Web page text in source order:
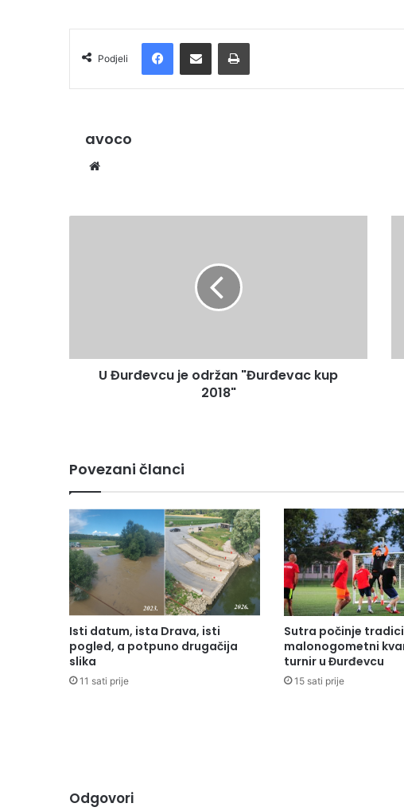
Podjeli
avoco
U Đurđevcu je održan "Đurđevac kup
2018"
Povezani članci
Isti datum, ista Drava, isti
pogled, a potpuno drugačija
slika
11 sati prije
Sutra počinje
malonogometni
turnir u Đurđevcu
15 sati prije
Odgovori